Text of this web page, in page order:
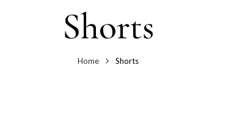
Shorts
Home Shorts